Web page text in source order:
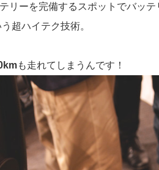
リーを完備するスポットでバッ
超ハイテク技術。
も走れてしまうんです！